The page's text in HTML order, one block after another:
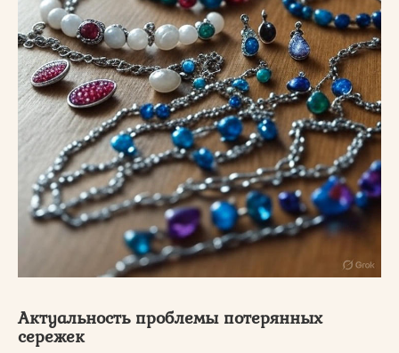
Актуальность проблемы потерянных
сережек